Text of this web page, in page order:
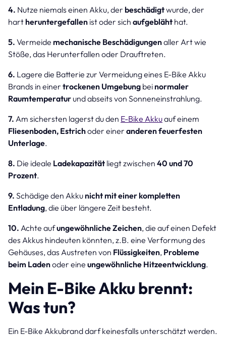
4. Nutze niemals einen Akku, der beschädigtwurde, der
hart heruntergefallen ist oder sich aufgebläht hat.
5. Vermeide mechanische Beschädigungenaller Art wie
Stöße, das Herunterfallen oder Drauftreten.
6. Lagere die Batterie zur Vermeidung eines E-Bike Akku
Brands in einer trockenen Umgebung bei normaler
Raumtemperatur und abseits von Sonneneinstrahlung.
7. Am sichersten lagerst du den E-Bike Akkuauf einem
Fliesenboden, Estrichoder einer anderen feuerfesten
Unterlage.
8. Die ideale Ladekapazität liegt zwischen 40 und 70
Prozent.
9. Schädige den Akku nicht mit einer kompletten
Entladung, die über längere Zeit besteht.
10. Achte aufungewöhnliche Zeichen, die auf einen Defekt
des Akkus hindeuten könnten, z.B. eine Verformung des
Gehäuses, das Austreten von Flüssigkeiten, Probleme
beim Ladenoder eine ungewöhnliche Hitzeentwicklung.
Mein E-Bike Akku brennt:
Was tun?
Ein E-Bike Akkubrand darf keinesfalls unterschätzt werden.